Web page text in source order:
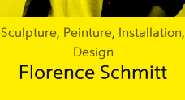
Sculpture, Peinture, Installation,
Design
Florence Schmitt